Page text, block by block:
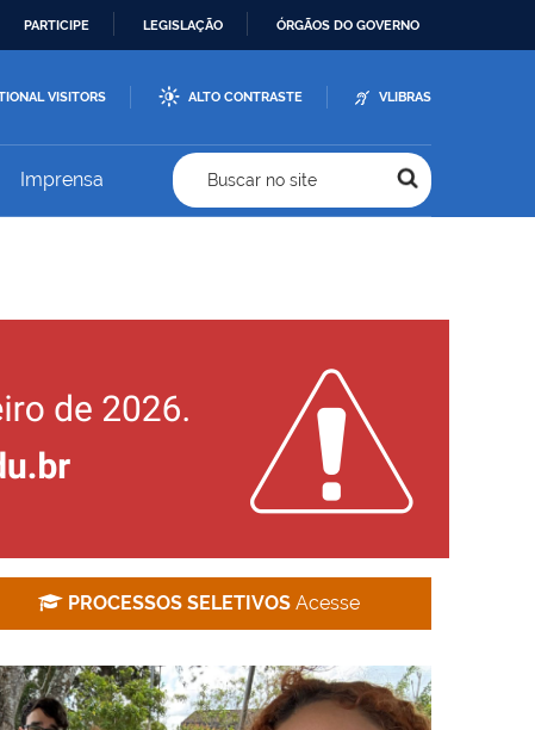
PARTICIPE LEGISLAÇÃO ÓRGÃOS DO GOVERNO
VISITORS ALTO CONTRASTE VLIBRAS
Imprensa Buscar no site
PROCESSOS SELETIVOS Acesse